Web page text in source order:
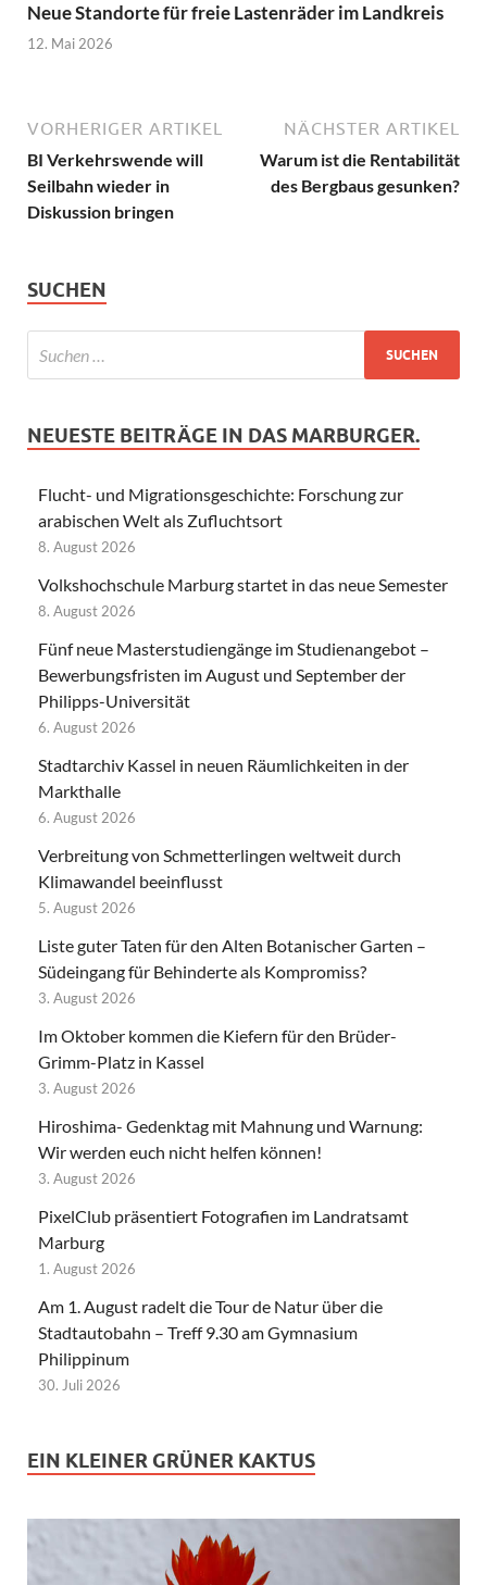
Neue Standorte für freie Lastenräder im Landkreis
12. Mai 2026
VORHERIGER ARTIKEL
BI Verkehrswende will
Seilbahn wieder in
Diskussion bringen
NÄCHSTER ARTIKEL
Warum ist die Rentabilität
des Bergbaus gesunken?
SUCHEN
NEUESTE BEITRÄGE IN DAS MARBURGER.
Flucht- und Migrationsgeschichte: Forschung zur
arabischen Welt als Zufluchtsort
8. August 2026
Volkshochschule Marburg startet in das neue Semester
8. August 2026
Fünf neue Masterstudiengänge im Studienangebot –
Bewerbungsfristen im August und September der
Philipps-Universität
6. August 2026
Stadtarchiv Kassel in neuen Räumlichkeiten in der
Markthalle
6. August 2026
Verbreitung von Schmetterlingen weltweit durch
Klimawandel beeinflusst
5. August 2026
Liste guter Taten für den Alten Botanischer Garten –
Südeingang für Behinderte als Kompromiss?
3. August 2026
Im Oktober kommen die Kiefern für den Brüder-
Grimm-Platz in Kassel
3. August 2026
Hiroshima- Gedenktag mit Mahnung und Warnung:
Wir werden euch nicht helfen können!
3. August 2026
PixelClub präsentiert Fotografien im Landratsamt
Marburg
1. August 2026
Am 1. August radelt die Tour de Natur über die
Stadtautobahn – Treff 9.30 am Gymnasium
Philippinum
30. Juli 2026
EIN KLEINER GRÜNER KAKTUS